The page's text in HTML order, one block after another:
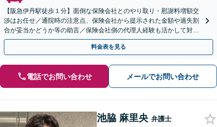
【阪急伊丹駅徒歩１分】面倒な保険会社とのやり取り・慰謝料増額交
渉はお任せ／通院時の注意点、保険会社から提示された金額や過失割
合が妥当かどうか等の助言／保険会社側の代理人経験も活かして対応
します【弁護士費用特約OK】
料金表を見る
電話でお問い合わせ メールでお問い合わせ
池脇 麻里央 弁護士